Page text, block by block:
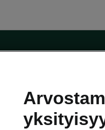
Škoda-mallit Käyttöohjeet